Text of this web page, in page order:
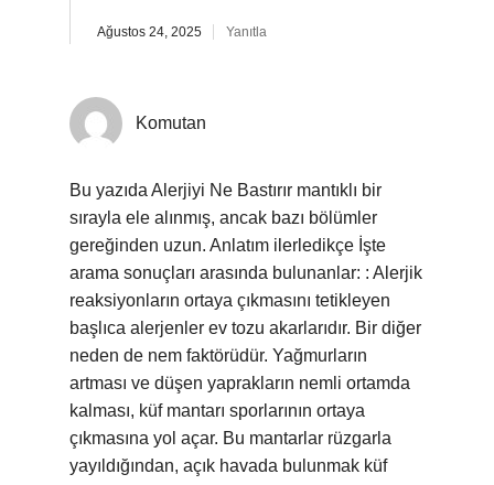
Ağustos 24, 2025 Yanıtla
Komutan
Bu yazıda Alerjiyi Ne Bastırır mantıklı bir
sırayla ele alınmış, ancak bazı bölümler
gereğinden uzun. Anlatım ilerledikçe İşte
arama sonuçları arasında bulunanlar: : Alerjik
reaksiyonların ortaya çıkmasını tetikleyen
başlıca alerjenler ev tozu akarlarıdır. Bir diğer
neden de nem faktörüdür. Yağmurların
artması ve düşen yaprakların nemli ortamda
kalması, küf mantarı sporlarının ortaya
çıkmasına yol açar. Bu mantarlar rüzgarla
yayıldığından, açık havada bulunmak küf